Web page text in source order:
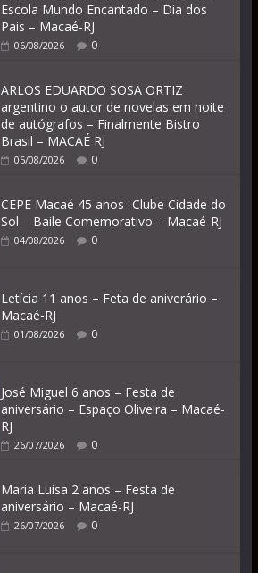
Escola Mundo Encantado – Dia dos
Pais – Macaé-RJ
06/08/2026 0
ARLOS EDUARDO SOSA ORTIZ
argentino o autor de novelas em noite
de autógrafos – Finalmente Bistro
Brasil – MACAÉ RJ
05/08/2026 0
CEPE Macaé 45 anos -Clube Cidade do
Sol – Baile Comemorativo – Macaé-RJ
04/08/2026 0
Letícia 11 anos – Feta de aniverário –
Macaé-RJ
01/08/2026 0
José Miguel 6 anos – Festa de
aniversário – Espaço Oliveira – Macaé-
RJ
26/07/2026 0
Maria Luisa 2 anos – Festa de
aniversário – Macaé-RJ
26/07/2026 0